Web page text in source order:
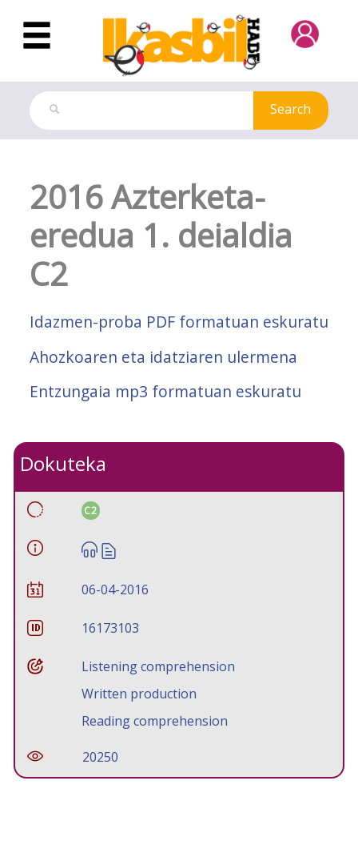
Skip to Main Content
Search
2016 Azterketa-
eredua 1. deialdia
C2
Idazmen-proba PDF formatuan eskuratu
Ahozkoaren eta idatziaren ulermena
Entzungaia mp3 formatuan eskuratu
Dokuteka
C2
06-04-2016
16173103
Listening comprehension
Written production
Reading comprehension
20250